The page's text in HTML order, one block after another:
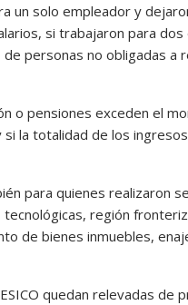
un solo empleador y
si trabajaron para
personas no obligadas
o pensiones exceden el
la totalidad de los
para quienes realizaron
región
de bienes inmuebles,
quedan relevadas de